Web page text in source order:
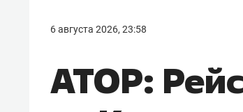
6 августа 2026, 23:58
АТОР: